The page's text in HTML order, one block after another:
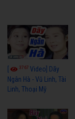
3767 Video] Dãy
Ngân Hà - Vũ Linh, Tài
Linh, Thoại Mỹ